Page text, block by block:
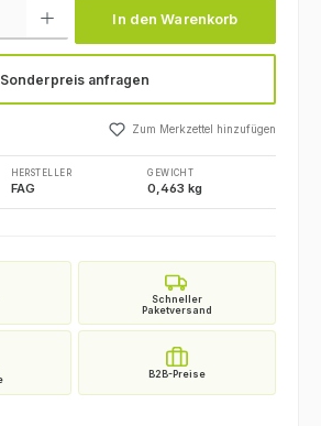
In den Warenkorb
Sonderpreis anfragen
Zum Merkzettel hinzufügen
HERSTELLER
FAG
GEWICHT
0,463 kg